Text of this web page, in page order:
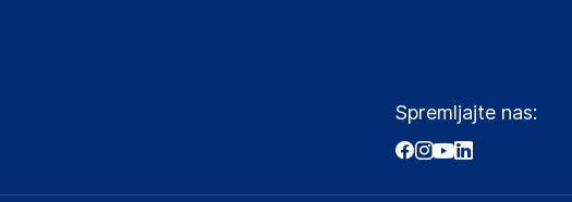
Spremljajte nas: